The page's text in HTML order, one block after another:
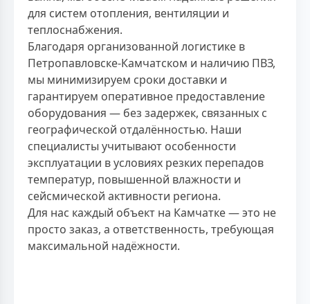
для систем отопления, вентиляции и
теплоснабжения.
Благодаря организованной логистике в
Петропавловске-Камчатском и наличию ПВЗ,
мы минимизируем сроки доставки и
гарантируем оперативное предоставление
оборудования — без задержек, связанных с
географической отдалённостью. Наши
специалисты учитывают особенности
эксплуатации в условиях резких перепадов
температур, повышенной влажности и
сейсмической активности региона.
Для нас каждый объект на Камчатке — это не
просто заказ, а ответственность, требующая
максимальной надёжности.